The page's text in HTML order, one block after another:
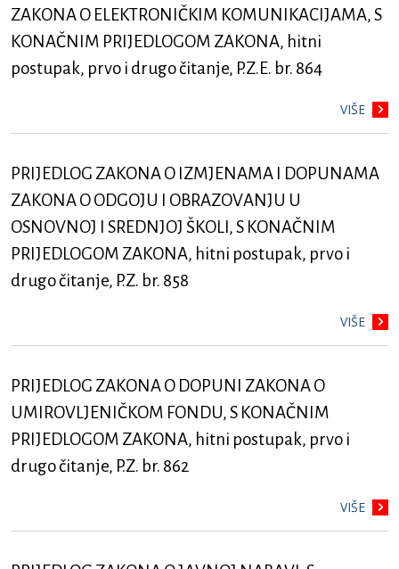
ZAKONA O ELEKTRONIČKIM KOMUNIKACIJAMA, S
KONAČNIM PRIJEDLOGOM ZAKONA, hitni
postupak, prvo i drugo čitanje, P.Z.E. br. 864
VIŠE
PRIJEDLOG ZAKONA O IZMJENAMA I DOPUNAMA
ZAKONA O ODGOJU I OBRAZOVANJU U
OSNOVNOJ I SREDNJOJ ŠKOLI, S KONAČNIM
PRIJEDLOGOM ZAKONA, hitni postupak, prvo i
drugo čitanje, P.Z. br. 858
VIŠE
PRIJEDLOG ZAKONA O DOPUNI ZAKONA O
UMIROVLJENIČKOM FONDU, S KONAČNIM
PRIJEDLOGOM ZAKONA, hitni postupak, prvo i
drugo čitanje, P.Z. br. 862
VIŠE